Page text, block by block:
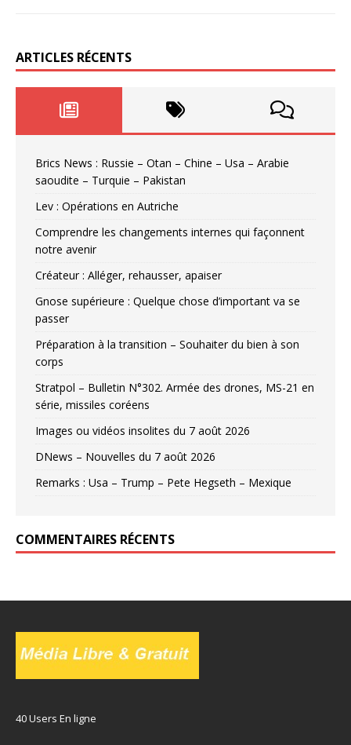
ARTICLES RÉCENTS
Brics News : Russie – Otan – Chine – Usa – Arabie
saoudite – Turquie – Pakistan
Lev : Opérations en Autriche
Comprendre les changements internes qui façonnent
notre avenir
Créateur : Alléger, rehausser, apaiser
Gnose supérieure : Quelque chose d’important va se
passer
Préparation à la transition – Souhaiter du bien à son
corps
Stratpol – Bulletin N°302. Armée des drones, MS-21 en
série, missiles coréens
Images ou vidéos insolites du 7 août 2026
DNews – Nouvelles du 7 août 2026
Remarks : Usa – Trump – Pete Hegseth – Mexique
COMMENTAIRES RÉCENTS
40 Users En ligne